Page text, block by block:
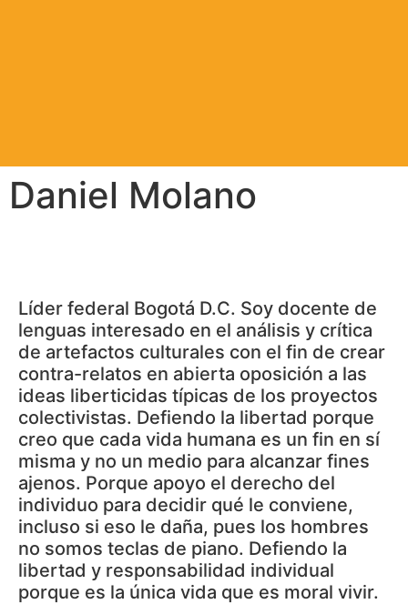
Daniel Molano
Líder federal Bogotá D.C. Soy docente de
lenguas interesado en el análisis y crítica
de artefactos culturales con el fin de crear
contra-relatos en abierta oposición a las
ideas liberticidas típicas de los proyectos
colectivistas. Defiendo la libertad porque
creo que cada vida humana es un fin en sí
misma y no un medio para alcanzar fines
ajenos. Porque apoyo el derecho del
individuo para decidir qué le conviene,
incluso si eso le daña, pues los hombres
no somos teclas de piano. Defiendo la
libertad y responsabilidad individual
porque es la única vida que es moral vivir.